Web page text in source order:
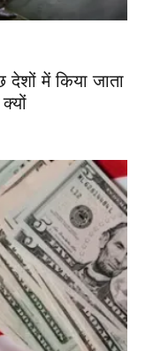
में किया जाता